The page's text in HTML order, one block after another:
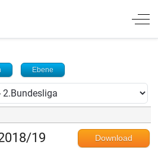
Off-
Ebene
19 Download